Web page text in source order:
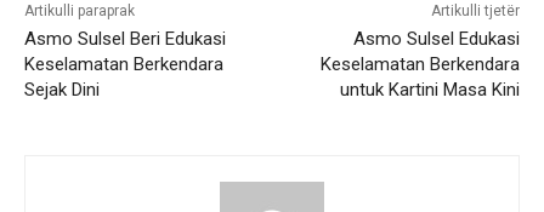
Artikulli paraprak
Asmo Sulsel Beri Edukasi
Keselamatan Berkendara
Sejak Dini
Artikulli tjetër
Asmo Sulsel Edukasi
Keselamatan Berkendara
untuk Kartini Masa Kini